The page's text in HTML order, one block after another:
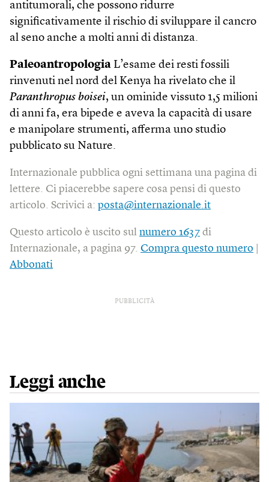
antitumorali, che possono ridurre
significativamente il rischio di sviluppare il cancro
al seno anche a molti anni di distanza.
Paleoantropologia L’esame dei resti fossili
rinvenuti nel nord del Kenya ha rivelato che il
Paranthropus boisei, un ominide vissuto 1,5 milioni
di anni fa, era bipede e aveva la capacità di usare
e manipolare strumenti, afferma uno studio
pubblicato su Nature.
Internazionale pubblica ogni settimana una pagina di
lettere. Ci piacerebbe sapere cosa pensi di questo
articolo. Scrivici a: posta@internazionale.it
Questo articolo è uscito sul numero 1637 di
Internazionale, a pagina 97. Compra questo numero
Abbonati
PUBBLICITÀ
Leggi anche